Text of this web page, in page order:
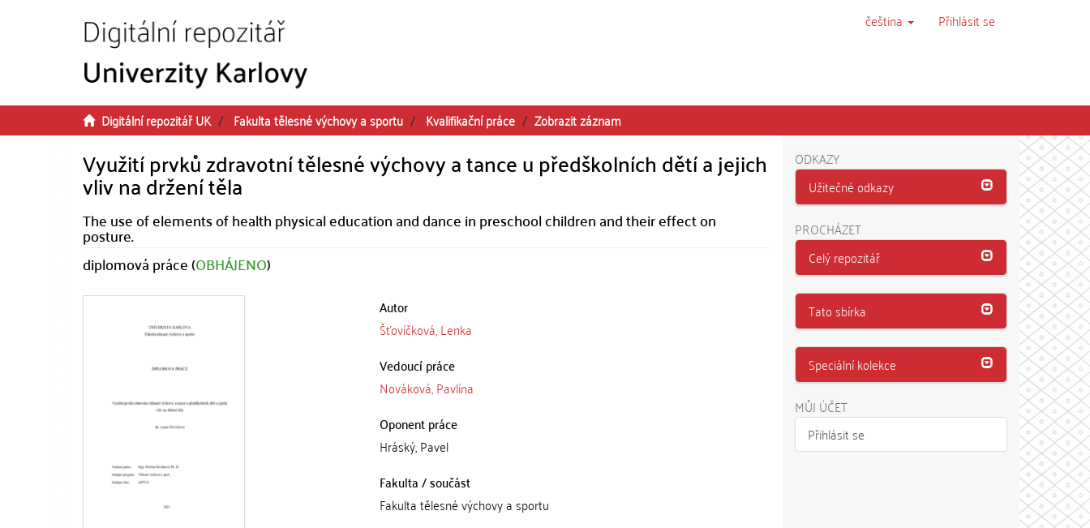
čeština Přihlásit se
Digitální repozitář UK Fakulta tělesné výchovy a sportu Kvalifikační práce Zobrazit záznam
Využití prvků zdravotní tělesné výchovy a tance u předškolních dětí a jejich
vliv na držení těla
The use of elements of health physical education and dance in preschool children and their effect on
posture.
diplomová práce (OBHÁJENO)
Autor
Šťovíčková, Lenka
Vedoucí práce
Nováková, Pavlína
Oponent práce
Hráský, Pavel
Fakulta / součást
Fakulta tělesné výchovy a sportu
ODKAZY
Užitečné odkazy
PROCHÁZET
Celý repozitář
Tato sbírka
Speciální kolekce
MŮJ ÚČET
Přihlásit se